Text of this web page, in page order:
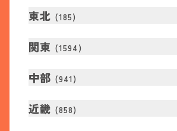
東北 (185)
関東 (1594 )
中部 (941 )
近畿 (858)